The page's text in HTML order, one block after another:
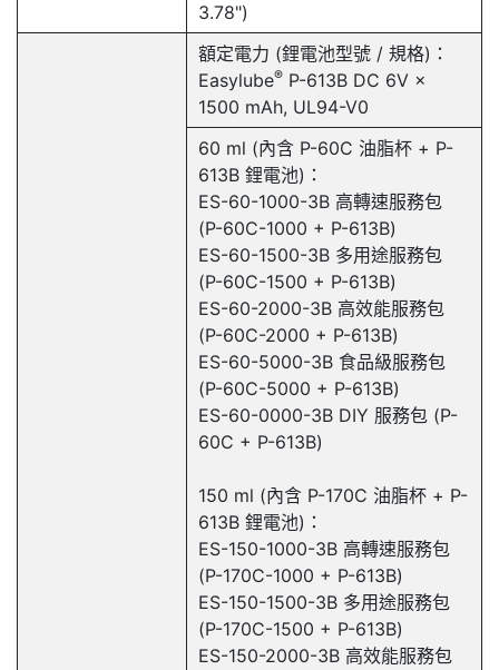
3.78")
額定電力 (鋰電池型號 / 規格)：
Easylube® P-613B DC 6V ×
1500 mAh, UL94-V0
60 ml (內含 P-60C 油脂杯 + P-
613B 鋰電池)：
ES-60-1000-3B 高轉速服務包
(P-60C-1000 + P-613B)
ES-60-1500-3B 多用途服務包
(P-60C-1500 + P-613B)
ES-60-2000-3B 高效能服務包
(P-60C-2000 + P-613B)
ES-60-5000-3B 食品級服務包
(P-60C-5000 + P-613B)
ES-60-0000-3B DIY 服務包 (P-
60C + P-613B)
150 ml (內含 P-170C 油脂杯 + P-
613B 鋰電池)：
ES-150-1000-3B 高轉速服務包
(P-170C-1000 + P-613B)
ES-150-1500-3B 多用途服務包
(P-170C-1500 + P-613B)
ES-150-2000-3B 高效能服務包